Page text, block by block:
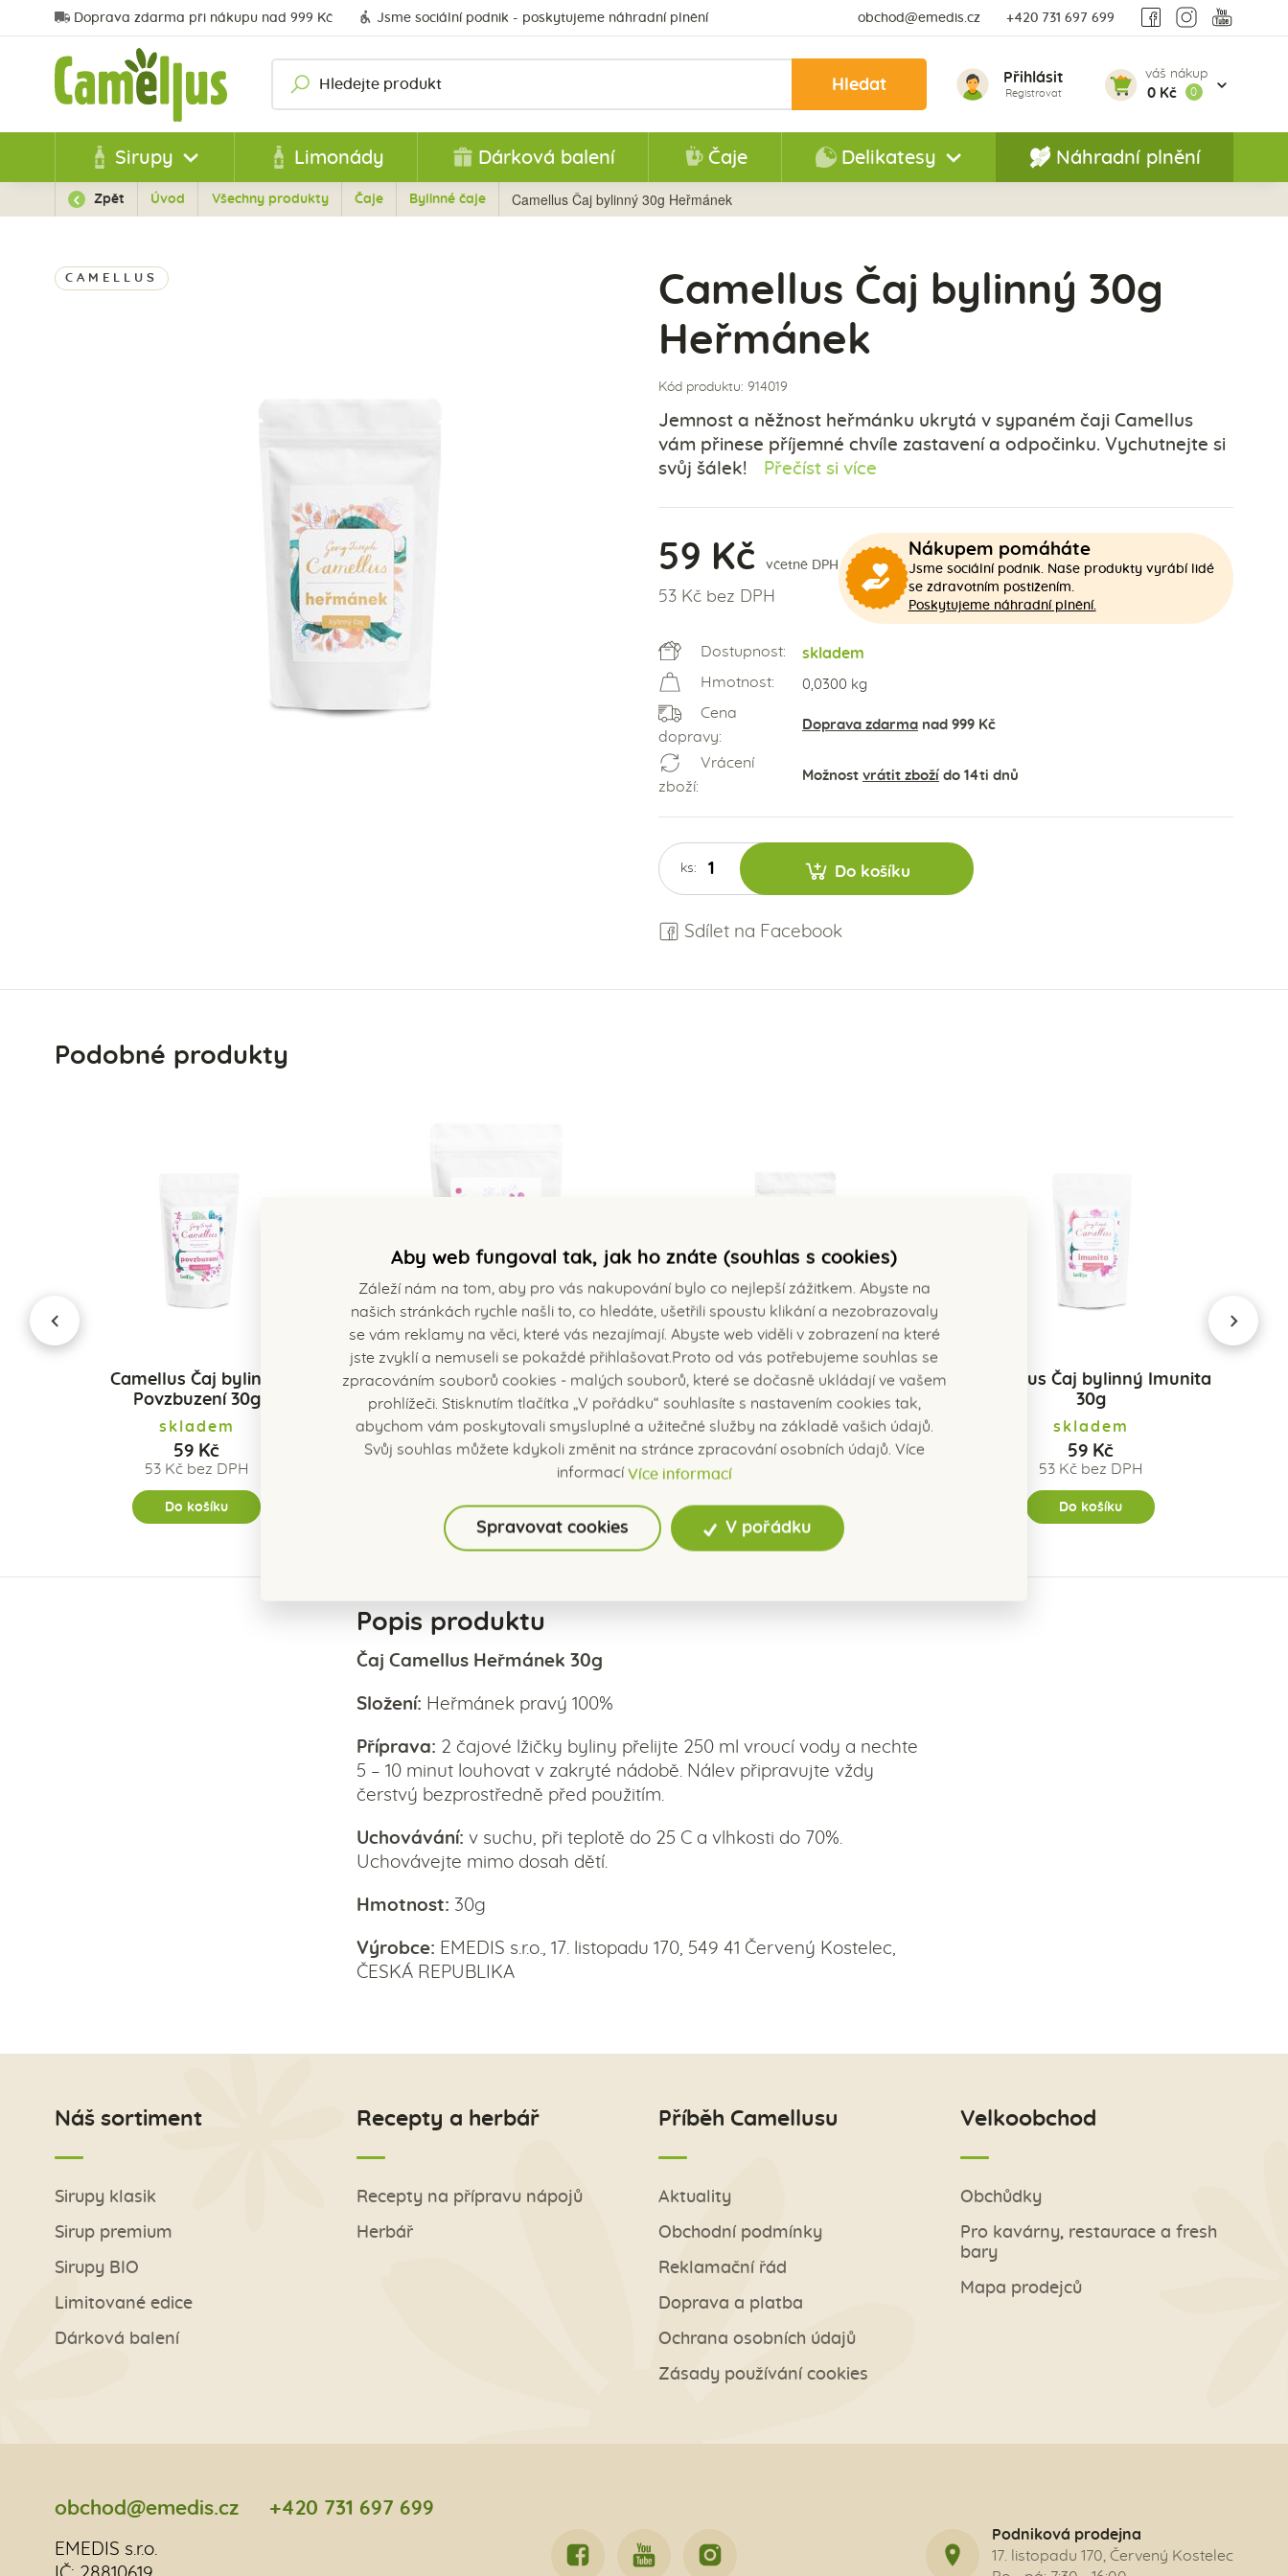
Doprava zdarma při nákupu nad 999 Kč Jsme sociální podnik - poskytujeme náhradní plnění obchod@emedis.cz +420 731 697 699
Hledat Přihlásit
Registrovat
váš nákup
0 Kč 0
Sirupy Limonády Dárková balení Čaje Delikatesy Náhradní plnění
Zpět Úvod Všechny produkty Čaje Bylinné čaje Camellus Čaj bylinný 30g Heřmánek
CAMELLUS
Camellus Čaj bylinný 30g
Heřmánek
Kód produktu: 914019
Jemnost a něžnost heřmánku ukrytá v sypaném čaji Camellus
vám přinese příjemné chvíle zastavení a odpočinku. Vychutnejte si
svůj šálek!
Přečíst si více
59 Kč včetně DPH
53 Kč bez DPH
Nákupem pomáháte
Jsme sociální podnik. Naše produkty vyrábí lidé
se zdravotním postižením.
Poskytujeme náhradní plnění.
Dostupnost: skladem
Hmotnost: 0,0300 kg
Cena
dopravy:
Doprava zdarma nad 999 Kč
Vrácení
zboží:
Možnost vrátit zboží do 14ti dnů
ks: Do košíku
Sdílet na Facebook
Podobné produkty
Camellus Čaj bylinný
Povzbuzení 30g
skladem
59 Kč
53 Kč bez DPH
Do košíku
Camellus Čaj bylinný 30g Bez
skladem
59 Kč
Do košíku
Camellus Čaj bylinný 30g Lípa
skladem
59 Kč
Do košíku
Camellus Čaj bylinný Imunita
30g
skladem
59 Kč
53 Kč bez DPH
Do košíku
Popis produktu
Čaj Camellus Heřmánek 30g
Složení: Heřmánek pravý 100%
Příprava: 2 čajové lžičky byliny přelijte 250 ml vroucí vody a nechte
5 – 10 minut louhovat v zakryté nádobě. Nálev připravujte vždy
čerstvý bezprostředně před použitím.
Uchovávání: v suchu, při teplotě do 25 C a vlhkosti do 70%.
Uchovávejte mimo dosah dětí.
Hmotnost: 30g
Výrobce: EMEDIS s.r.o., 17. listopadu 170, 549 41 Červený Kostelec,
ČESKÁ REPUBLIKA
Náš sortiment
Sirupy klasik
Sirup premium
Sirupy BIO
Limitované edice
Dárková balení
Recepty a herbář
Recepty na přípravu nápojů
Herbář
Příběh Camellusu
Aktuality
Obchodní podmínky
Reklamační řád
Doprava a platba
Ochrana osobních údajů
Zásady používání cookies
Velkoobchod
Obchůdky
Pro kavárny, restaurace a fresh
bary
Mapa prodejců
obchod@emedis.cz +420 731 697 699
EMEDIS s.r.o.
Podniková prodejna
17. listopadu 170, Červený Kostelec
Aby web fungoval tak, jak ho znáte (souhlas s cookies)
Záleží nám na tom, aby pro vás nakupování bylo co nejlepší zážitkem. Abyste na
našich stránkách rychle našli to, co hledáte, ušetřili spoustu klikání a nezobrazovaly
se vám reklamy na věci, které vás nezajímají. Abyste web viděli v zobrazení na které
jste zvyklí a nemuseli se pokaždé přihlašovat.Proto od vás potřebujeme souhlas se
zpracováním souborů cookies - malých souborů, které se dočasně ukládají ve vašem
prohlížeči. Stisknutím tlačítka „V pořádku“ souhlasíte s nastavením cookies tak,
abychom vám poskytovali smysluplné a užitečné služby na základě vašich údajů.
Svůj souhlas můžete kdykoli změnit na stránce zpracování osobních údajů. Více
informacíVíce informací
Spravovat cookies V pořádku